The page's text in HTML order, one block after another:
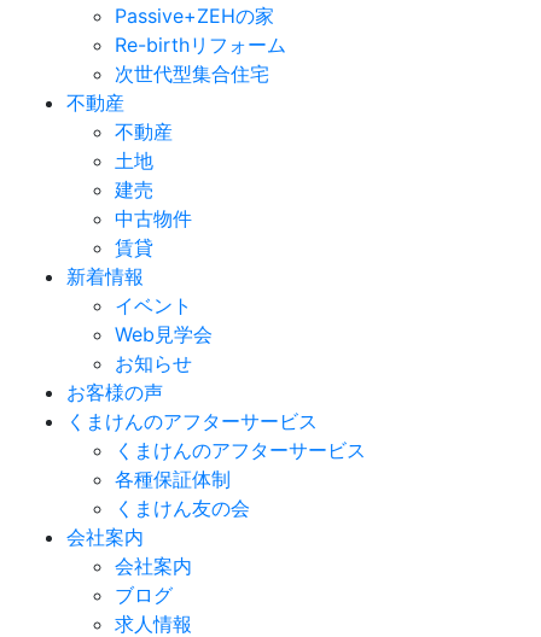
Passive+ZEHの家
Re-birthリフォーム
次世代型集合住宅
不動産
不動産
土地
建売
中古物件
賃貸
新着情報
イベント
Web見学会
お知らせ
お客様の声
くまけんのアフターサービス
くまけんのアフターサービス
各種保証体制
くまけん友の会
会社案内
会社案内
ブログ
求人情報